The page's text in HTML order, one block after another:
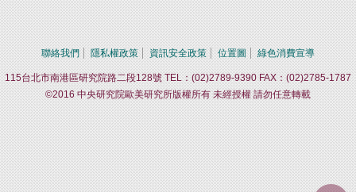
聯絡我們 隱私權政策 資訊安全政策 位置圖 綠色消費宣導
115台北市南港區研究院路二段128號 TEL：(02)2789-9390 FAX：(02)2785-1787
©2016 中央研究院歐美研究所版權所有 未經授權 請勿任意轉載